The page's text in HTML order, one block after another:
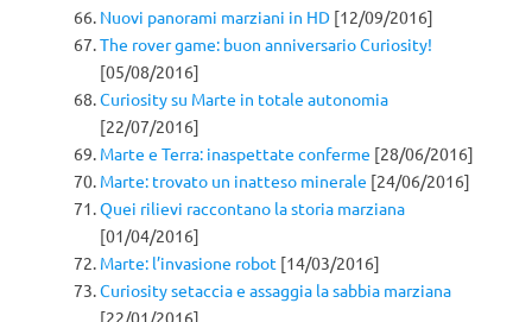
Nuovi panorami marziani in HD [12/09/2016]
The rover game: buon anniversario Curiosity!
[05/08/2016]
Curiosity su Marte in totale autonomia
[22/07/2016]
Marte e Terra: inaspettate conferme [28/06/2016]
Marte: trovato un inatteso minerale [24/06/2016]
Quei rilievi raccontano la storia marziana
[01/04/2016]
Marte: l’invasione robot [14/03/2016]
Curiosity setaccia e assaggia la sabbia marziana
[22/01/2016]